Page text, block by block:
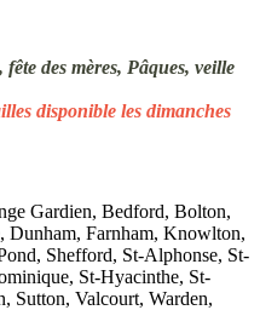
des mères, Pâques, veille
disponible les dimanches
Gardien, Bedford, Bolton,
Dunham, Farnham, Knowlton,
Shefford, St-Alphonse, St-
St-Hyacinthe, St-
Sutton, Valcourt, Warden,